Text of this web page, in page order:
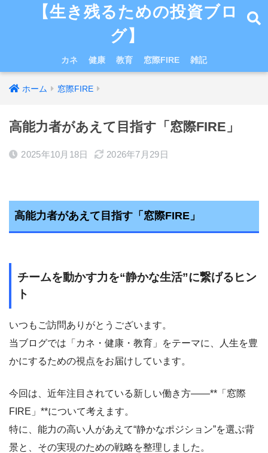
【生き残るための投資ブロ
グ】
カネ 健康 教育 窓際FIRE 雑記
ホーム 窓際FIRE
高能力者があえて目指す「窓際FIRE」
2025年10月18日 2026年7月29日
高能力者があえて目指す「窓際FIRE」
チームを動かす力を“静かな生活”に繋げるヒン
ト
いつもご訪問ありがとうございます。
当ブログでは「カネ・健康・教育」をテーマに、人生を豊
かにするための視点をお届けしています。
今回は、近年注目されている新しい働き方――**「窓際
FIRE」**について考えます。
特に、能力の高い人があえて“静かなポジション”を選ぶ背
景と、その実現のための戦略を整理しました。